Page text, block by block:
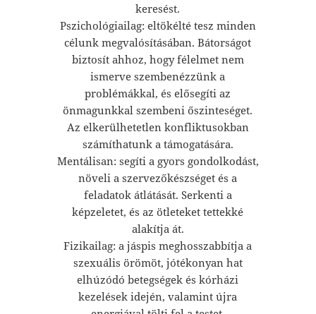
keresést.
Pszichológiailag: eltökélté tesz minden
célunk megvalósításában. Bátorságot
biztosít ahhoz, hogy félelmet nem
ismerve szembenézzünk a
problémákkal, és elősegíti az
önmagunkkal szembeni őszinteséget.
Az elkerülhetetlen konfliktusokban
számíthatunk a támogatására.
Mentálisan: segíti a gyors gondolkodást,
növeli a szervezőkészséget és a
feladatok átlátását. Serkenti a
képzeletet, és az ötleteket tettekké
alakítja át.
Fizikailag: a jáspis meghosszabbítja a
szexuális örömöt, jótékonyan hat
elhúzódó betegségek és kórházi
kezelések idején, valamint újra